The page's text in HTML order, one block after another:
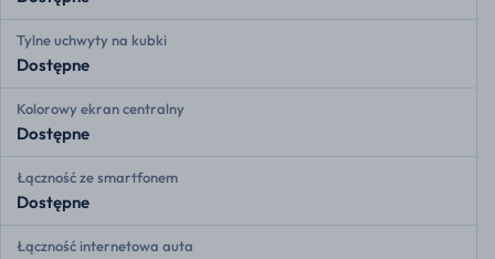
Tylne uchwyty na kubki
Dostępne
Kolorowy ekran centralny
Dostępne
Łączność ze smartfonem
Dostępne
Łączność internetowa auta